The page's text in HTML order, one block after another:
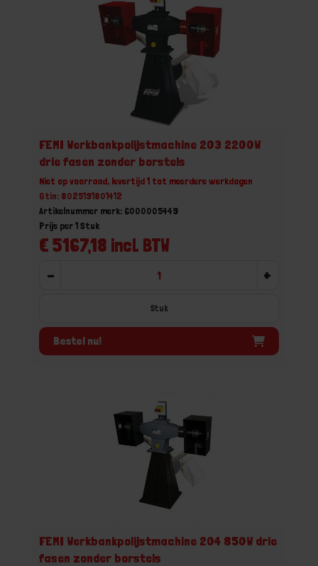
FEMI Werkbankpolijstmachine 203 2200W
drie fasen zonder borstels
Niet op voorraad, levertijd 1 tot meerdere werkdagen
Gtin: 8025191801412
Artikelnummer merk: 6000005449
€ 5167,18 incl. BTW
Prijs per 1 Stuk
- +
Stuk
Bestel nu!
FEMI Werkbankpolijstmachine 204 850W drie
fasen zonder borstels